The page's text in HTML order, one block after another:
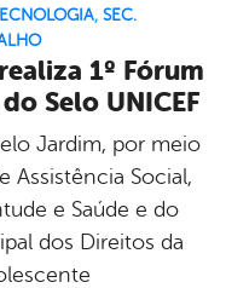
, SEC.
1º Fórum
Selo UNICEF
Jardim, por meio
Assistência Social,
e Saúde e do
dos Direitos da